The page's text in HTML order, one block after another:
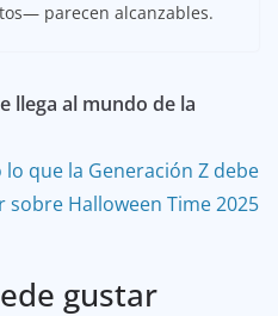
parecen alcanzables.
llega al mundo de la
que la Generación Z debe
sobre Halloween Time 2025
gustar